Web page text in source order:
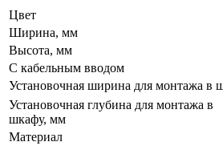
Цвет
Ширина, мм
Высота, мм
С кабельным вводом
Установочная ширина для монтажа в
Установочная глубина для монтажа в
шкафу, мм
Материал